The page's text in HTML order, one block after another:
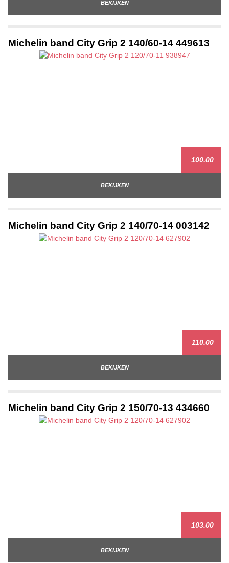
BEKIJKEN
Michelin band City Grip 2 140/60-14 449613
100.00
BEKIJKEN
Michelin band City Grip 2 140/70-14 003142
110.00
BEKIJKEN
Michelin band City Grip 2 150/70-13 434660
103.00
BEKIJKEN